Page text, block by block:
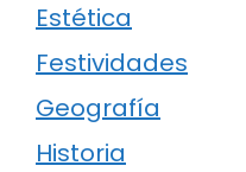
Estética
Festividades
Geografía
Historia